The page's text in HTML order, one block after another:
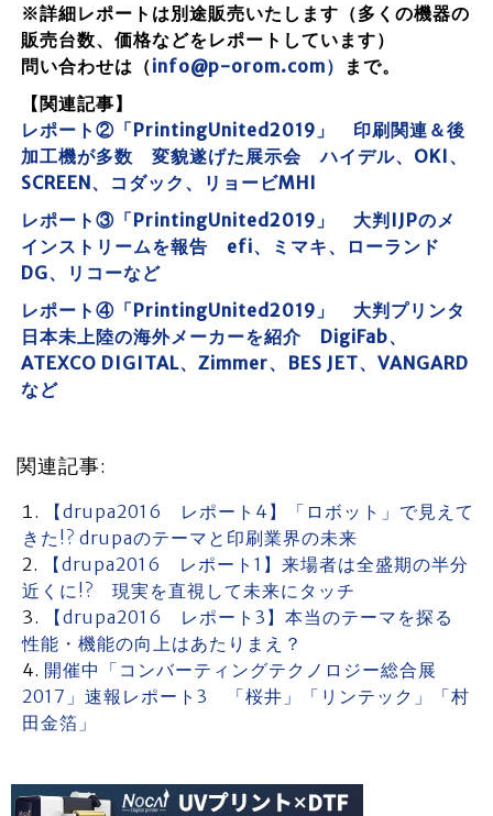
※詳細レポートは別途販売いたします（多くの機器の
販売台数、価格などをレポートしています）
問い合わせは（info@p-orom.com）
まで。
【関連記事】
レポート②「PrintingUnited2019」 印刷関連＆後
加工機が多数 変貌遂げた展示会 ハイデル、OKI、
SCREEN、コダック、リョービMHI
レポート③「PrintingUnited2019」 大判IJPのメ
インストリームを報告 efi、ミマキ、ローランド
DG、リコーなど
レポート④「PrintingUnited2019」 大判プリンタ
日本未上陸の海外メーカーを紹介 DigiFab、
ATEXCO DIGITAL、Zimmer、BES JET、VANGARD
など
関連記事:
【drupa2016 レポート4】「ロボット」で見えて
きた!? drupaのテーマと印刷業界の未来
【drupa2016 レポート1】来場者は全盛期の半分
近くに!? 現実を直視して未来にタッチ
【drupa2016 レポート3】本当のテーマを探る
性能・機能の向上はあたりまえ？
開催中「コンバーティングテクノロジー総合展
2017」速報レポート3 「桜井」「リンテック」「村
田金箔」